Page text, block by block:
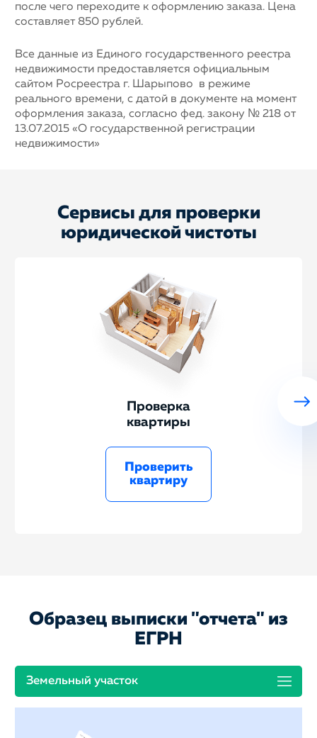
после чего переходите к оформлению заказа. Цена
составляет 850 рублей.
Все данные из Единого государственного реестра
недвижимости предоставляется официальным
сайтом Росреестра г. Шарыпово в режиме
реального времени, с датой в документе на момент
оформления заказа, согласно фед. закону № 218 от
13.07.2015 «О государственной регистрации
недвижимости»
Сервисы для проверки
юридической чистоты
Проверка
квартиры
Проверить
квартиру
Образец выписки "отчета" из
ЕГРН
Земельный участок